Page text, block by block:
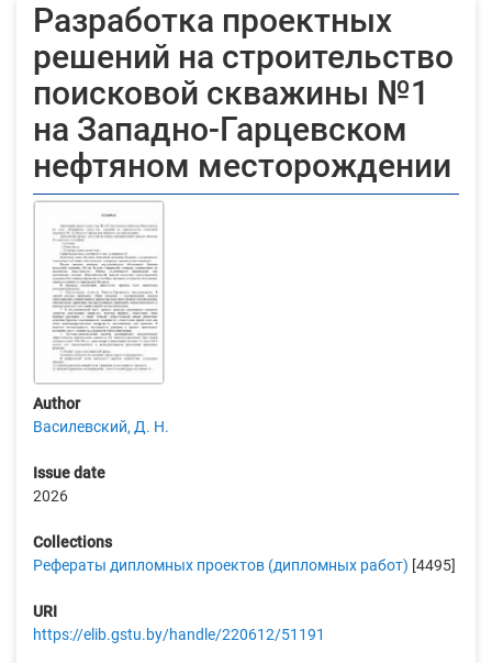
Разработка проектных
решений на строительство
поисковой скважины №1
на Западно-Гарцевском
нефтяном месторождении
Author
Василевский, Д. Н.
Issue date
2026
Collections
Рефераты дипломных проектов (дипломных работ) [4495]
URI
https://elib.gstu.by/handle/220612/51191